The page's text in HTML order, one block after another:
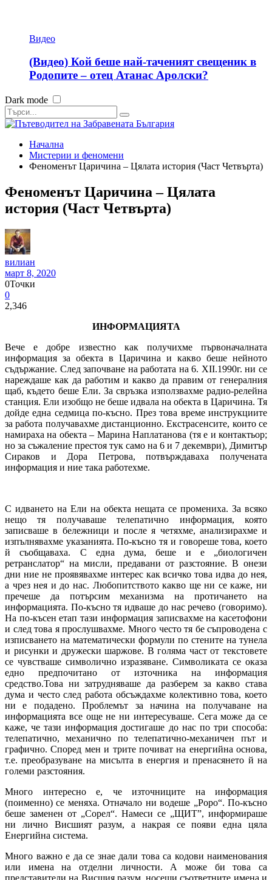
Видео
(Видео) Кой беше най-таченият свещеник в
Родопите – отец Атанас Аролски?
Dark mode
Начална
Мистерии и феномени
Феноменът Царичина – Цялата история (Част Четвърта)
Феноменът Царичина – Цялата
история (Част Четвърта)
вилиан
март 8, 2020
0Точки
0
2,346
ИНФОРМАЦИЯТА
Вече е добре известно как получихме първоначалната
информация за обекта в Царичина и какво беше нейното
съдържание. След започване на работата на 6. XII.1990г. ни се
нареждаше как да работим и какво да правим от генералния
щаб, където беше Ели. За свръзка използвахме радио-релейна
станция. Ели изобщо не беше идвала на обекта в Царичина. Тя
дойде една седмица по-късно. През това време инструкциите
за работа получавахме дистанционно. Екстрасенсите, които се
намираха на обекта – Марина Наплатанова (тя е и контактьор;
но за съжаление престоя тук само на 6 и 7 декември), Димитър
Сираков и Дора Петрова, потвърждаваха получената
информация и ние така работехме.
С идването на Ели на обекта нещата се промениха. За всяко
нещо тя получаваше телепатично информация, която
записваше в бележници и после я четяхме, анализирахме и
изпълнявахме указанията. По-късно тя и говореше това, което
й съобщаваха. С една дума, беше и е „биологичен
ретранслатор“ на мисли, предавани от разстояние. В онези
дни ние не проявявахме интерес как всичко това идва до нея,
а чрез нея и до нас. Любопитството какво ще ни се каже, ни
пречеше да потърсим механизма на протичането на
информацията. По-късно тя идваше до нас речево (говоримо).
На по-късен етап тази информация записвахме на касетофони
и след това я прослушвахме. Много често тя бе съпроводена с
изписването на математически формули по стените на тунела
и рисунки и дружески шаржове. В голяма част от текстовете
се чувстваше символично изразяване. Символиката се оказа
едно предпочитано от източника на информация
средство.Това ни затрудняваше да разберем за какво става
дума и често след работа обсъждахме колективно това, което
ни е подадено. Проблемът за начина на получаване на
информацията все още не ни интересуваше. Сега може да се
каже, че тази информация достигаше до нас по три способа:
телепатично, механично по телепатично-механичен път и
графично. Според мен и трите почиват на енергийна основа,
т.е. преобразуване на мисълта в енергия и пренасянето й на
големи разстояния.
Много интересно е, че източниците на информация
(поименно) се меняха. Отначало ни водеше „Роро“. По-късно
беше заменен от „Сорел“. Намеси се „ЩИТ”, информираше
ни лично Висшият разум, а накрая се появи една цяла
Енергийна система.
Много важно е да се знае дали това са кодови наименования
или имена на отделни личности. А може би това са
представители на Висшия разум, носещи съответните имена и